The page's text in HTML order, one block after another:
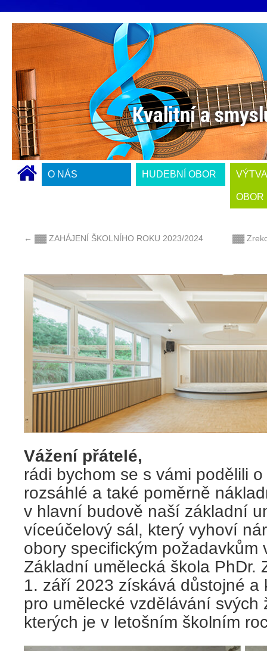
O NÁS HUDEBNÍ OBOR
OBOR
← ▓▓ ZAHÁJENÍ ŠKOLNÍHO ROKU 2023/2024 ▓▓
Vážení přátelé,
rádi bychom se s vámi podělili
rozsáhlé a také poměrně
v hlavní budově naší základní
víceúčelový sál, který vyhoví
obory specifickým požadavkům
Základní umělecká škola PhDr.
1. září 2023 získává důstojné a
pro umělecké vzdělávání svých
kterých je v letošním školním